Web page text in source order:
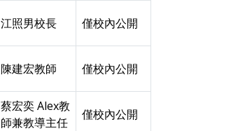
江照男校長 僅校內公開
陳建宏教師 僅校內公開
蔡宏奕 Alex教
師兼教導主任
僅校內公開